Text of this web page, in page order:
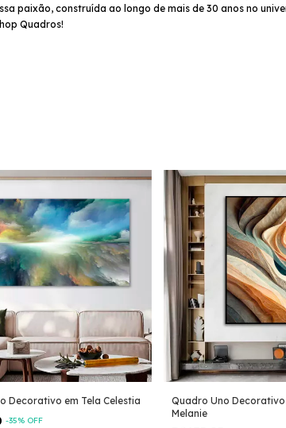
paixão, construída ao longo de mais de 30 anos no
Quadros!
Decorativo em Tela Celestia
-35% OFF
Quadro Uno
Melanie